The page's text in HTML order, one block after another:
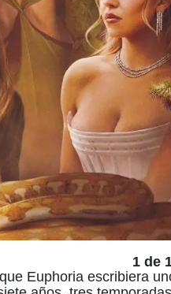
1 de
Euphoria escribiera